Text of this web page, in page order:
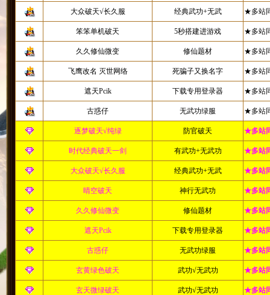
大众破天√长久服 经典武功+无武 ★多站
笨笨单机破天 5秒搭建进游戏 ★多站
久久修仙微变 修仙题材 ★多站
飞鹰改名 灭世网络 死骗子又换名字 ★多站
遮天Pcik 下载专用登录器 ★多站
古惑仔 无武功绿服 ★多站
逐梦破天√纯绿 防官破天 ★多站
时代经典破天一剑 有武功+无武功 ★多站
大众破天√长久服 经典武功+无武 ★多站
晴空破天 神行无武功 ★多站
久久修仙微变 修仙题材 ★多站
遮天Pcik 下载专用登录器 ★多站
古惑仔 无武功绿服 ★多站
玄黄绿色破天 武功√无武功 ★多站
玄天微绿破天 武功√无武功 ★多站